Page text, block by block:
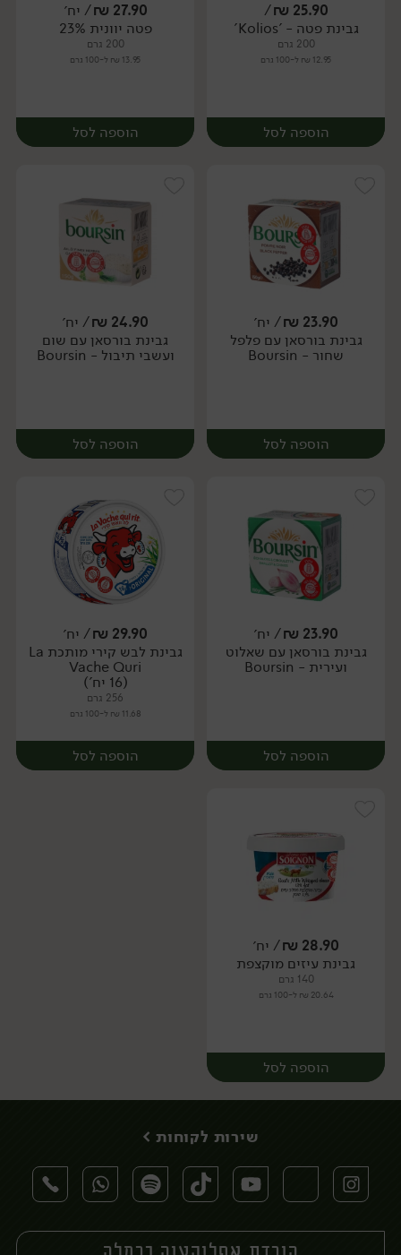
יח׳ יח׳
25.90
₪
/
גבינת פטה - 'Kolios'
200 גרם
12.95 ₪ ל-100 גרם
הוספה לסל
27.90
₪/ יח׳
פטה יוונית 23%
200 גרם
13.95 ₪ ל-100 גרם
הוספה לסל
יח׳
23.90
₪/ יח׳
גבינת בורסאן עם פלפל
שחור - Boursin
הוספה לסל
יח׳
24.90
₪/ יח׳
גבינת בורסאן עם שום
ועשבי תיבול - Boursin
הוספה לסל
יח׳
23.90
₪/ יח׳
גבינת בורסאן עם שאלוט
ועירית - Boursin
הוספה לסל
יח׳
29.90
₪/ יח׳
גבינת לבש קירי מותכת La
Vache Quri
(16 יח')
256 גרם
11.68 ₪ ל-100 גרם
הוספה לסל
28.90
₪/ יח׳
גבינת עיזים מוקצפת
140 גרם
20.64 ₪ ל-100 גרם
הוספה לסל
שירות לקוחות >